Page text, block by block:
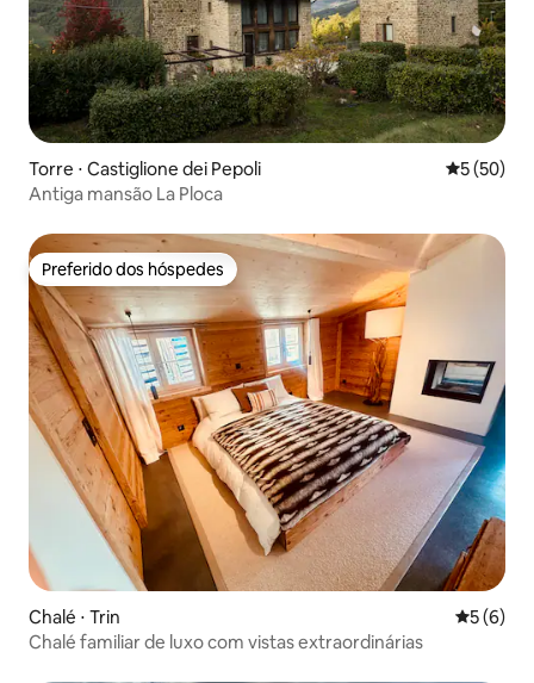
Torre ⋅ Castiglione dei Pepoli 5 de uma
5 (50)
Antiga mansão La Ploca
Preferido dos hóspedes
Preferido dos hóspedes
Chalé ⋅ Trin 5 de
5 (6)
Chalé familiar de luxo com vistas extraordinárias